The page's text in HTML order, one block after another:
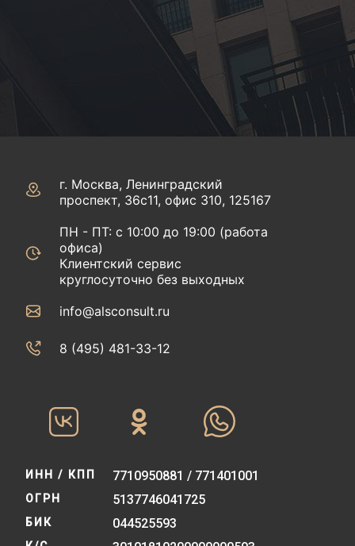
г. Москва, Ленинградский
проспект, 36с11, офис 310, 125167
ПН - ПТ: с 10:00 до 19:00 (работа
офиса)
Клиентский сервис
круглосуточно без выходных
info@alsconsult.ru
8 (495) 481-33-12‬‬
ИНН / КПП 7710950881 / 771401001
ОГРН 5137746041725
БИК 044525593